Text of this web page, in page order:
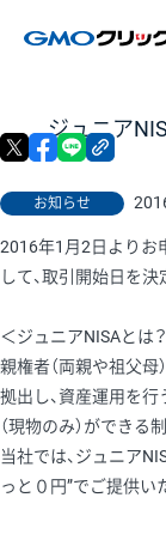
ジュニア
お知らせ
X facebook
2016年1月2日よりお
して、取引開始日を
＜ジュニアNISAとは
親権者（両親や祖父母
拠出し、資産運用を
（現物のみ）ができる
当社では、ジュニア
っと０円”でご提供い